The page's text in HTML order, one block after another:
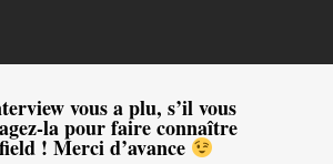
vous a plu, s’il vous
la pour faire connaître
! Merci d’avance